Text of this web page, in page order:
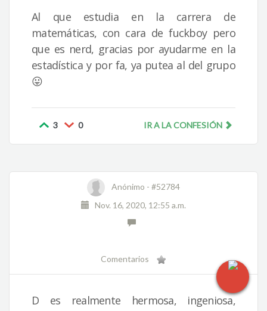
Al que estudia en la carrera de
matemáticas, con cara de fuckboy pero
que es nerd, gracias por ayudarme en la
estadística y por fa, ya putea al del grupo
😛
3 0 IR A LA CONFESIÓN
Anónimo - #52784
Nov. 16, 2020, 12:55 a.m.
Comentarios
D es realmente hermosa, ingeniosa,